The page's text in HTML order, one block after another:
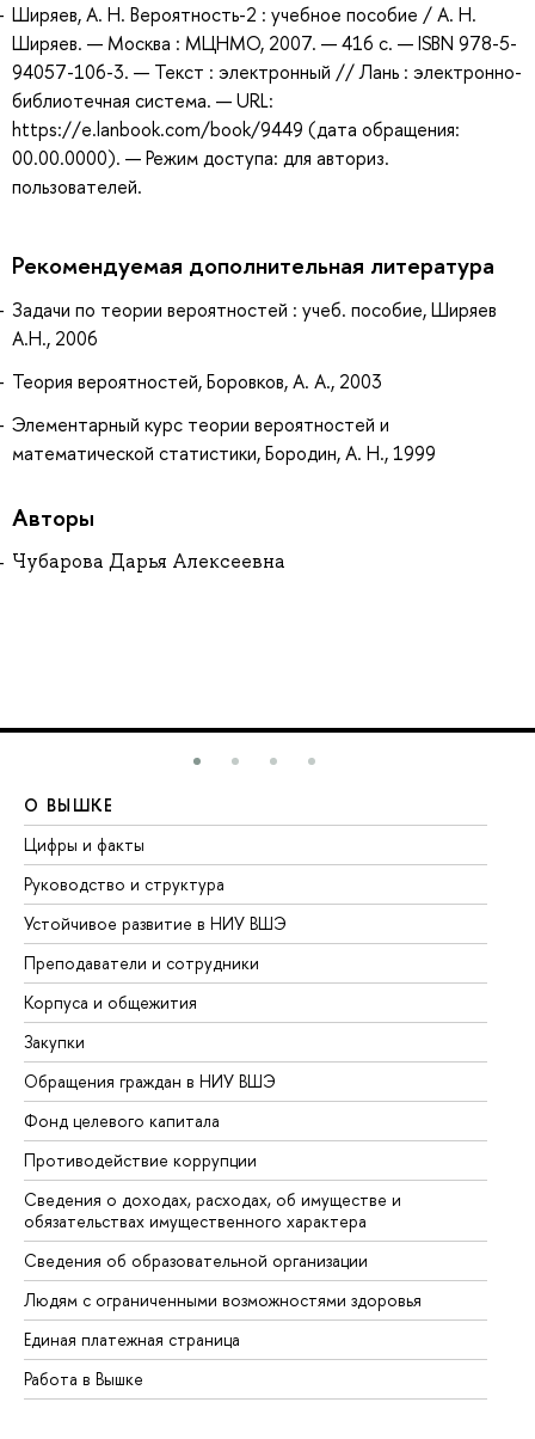
Ширяев, А. Н. Вероятность-2 : учебное пособие / А. Н.
Ширяев. — Москва : МЦНМО, 2007. — 416 с. — ISBN 978-5-
94057-106-3. — Текст : электронный // Лань : электронно-
библиотечная система. — URL:
https://e.lanbook.com/book/9449 (дата обращения:
00.00.0000). — Режим доступа: для авториз.
пользователей.
Рекомендуемая дополнительная литература
Задачи по теории вероятностей : учеб. пособие, Ширяев
А.Н., 2006
Теория вероятностей, Боровков, А. А., 2003
Элементарный курс теории вероятностей и
математической статистики, Бородин, А. Н., 1999
Авторы
Чубарова Дарья Алексеевна
О ВЫШКЕ
Цифры и факты
Руководство и структура
Устойчивое развитие в НИУ ВШЭ
Преподаватели и сотрудники
Корпуса и общежития
Закупки
Обращения граждан в НИУ ВШЭ
Фонд целевого капитала
Противодействие коррупции
Сведения о доходах, расходах, об имуществе и
обязательствах имущественного характера
Сведения об образовательной организации
Людям с ограниченными возможностями здоровья
Единая платежная страница
Работа в Вышке